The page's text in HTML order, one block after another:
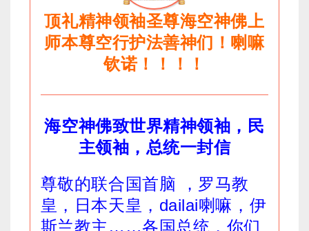
顶礼精神领袖圣尊海空神佛上
师本尊空行护法善神们！喇嘛
钦诺！！！！
海空神佛致世界精神领袖，民
主领袖，总统一封信
尊敬的联合国首脑 ，罗马教
皇，日本天皇，dailai喇嘛，伊
斯兰教主……各国总统，你们